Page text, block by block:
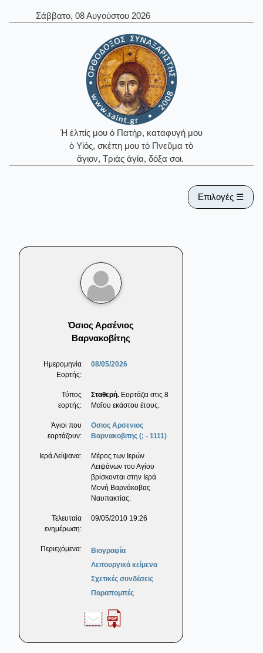
Σάββατο, 08 Αυγούστου 2026
Ἡ ἐλπίς μου ὁ Πατήρ, καταφυγή μου
ὁ Υἱός, σκέπη μου τὸ Πνεῦμα τὸ
ἅγιον, Τριὰς ἁγία, δόξα σοι.
Επιλογές ☰
Όσιος Αρσένιος
Βαρνακοβίτης
Ημερομηνία
Εορτής:
08/05/2026
Τύπος
εορτής:
Σταθερή. Εορτάζει στις 8
Μαΐου εκάστου έτους.
Άγιοι που
εορτάζουν:
Οσιος Αρσενιος
Βαρνακοβιτης (; - 1111)
Ιερά Λείψανα:
Μέρος των Ιερών
Λειψάνων του Αγίου
βρίσκονται στην Ιερά
Μονή Βαρνάκοβας
Ναυπακτίας.
Τελευταία
ενημέρωση:
09/05/2010 19:26
Περιεχόμενα:
Βιογραφία
Λειτουργικά κείμενα
Σχετικές συνδέσεις
Παραπομπές